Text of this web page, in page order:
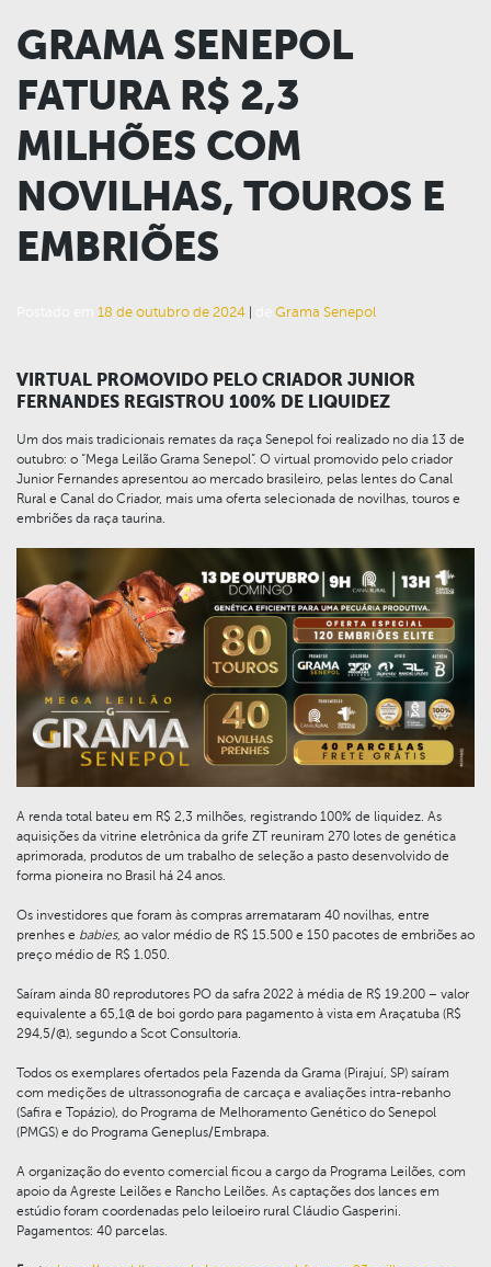
GRAMA SENEPOL
FATURA R$ 2,3
MILHÕES COM
NOVILHAS, TOUROS E
EMBRIÕES
18 de outubro de 2024 Grama Senepol
VIRTUAL PROMOVIDO PELO CRIADOR JUNIOR
FERNANDES REGISTROU 100% DE LIQUIDEZ
Um dos mais tradicionais remates da raça Senepol foi realizado no dia 13 de
outubro: o “Mega Leilão Grama Senepol”. O virtual promovido pelo criador
Junior Fernandes apresentou ao mercado brasileiro, pelas lentes do Canal
Rural e Canal do Criador, mais uma oferta selecionada de novilhas, touros e
embriões da raça taurina.
A renda total bateu em R$ 2,3 milhões, registrando 100% de liquidez. As
aquisições da vitrine eletrônica da grife ZT reuniram 270 lotes de genética
aprimorada, produtos de um trabalho de seleção a pasto desenvolvido de
forma pioneira no Brasil há 24 anos.
Os investidores que foram às compras arremataram 40 novilhas, entre
prenhes e babies, ao valor médio de R$ 15.500 e 150 pacotes de embriões ao
preço médio de R$ 1.050.
Saíram ainda 80 reprodutores PO da safra 2022 à média de R$ 19.200 – valor
equivalente a 65,1@ de boi gordo para pagamento à vista em Araçatuba (R$
294,5/@), segundo a Scot Consultoria.
Todos os exemplares ofertados pela Fazenda da Grama (Pirajuí, SP) saíram
com medições de ultrassonografia de carcaça e avaliações intra-rebanho
(Safira e Topázio), do Programa de Melhoramento Genético do Senepol
(PMGS) e do Programa Geneplus/Embrapa.
A organização do evento comercial ficou a cargo da Programa Leilões, com
apoio da Agreste Leilões e Rancho Leilões. As captações dos lances em
estúdio foram coordenadas pelo leiloeiro rural Cláudio Gasperini.
Pagamentos: 40 parcelas.